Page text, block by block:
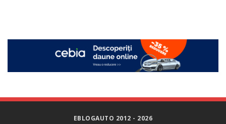
EBLOGAUTO 2012 - 2026